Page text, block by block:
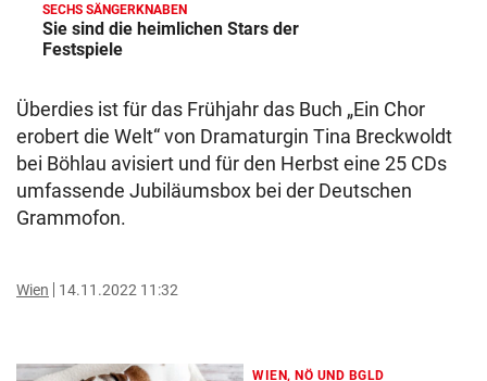
SECHS SÄNGERKNABEN
Sie sind die heimlichen Stars der
Festspiele
Überdies ist für das Frühjahr das Buch „Ein Chor
erobert die Welt“ von Dramaturgin Tina Breckwoldt
bei Böhlau avisiert und für den Herbst eine 25 CDs
umfassende Jubiläumsbox bei der Deutschen
Grammofon.
Wien 14.11.2022 11:32
WIEN, NÖ UND BGLD